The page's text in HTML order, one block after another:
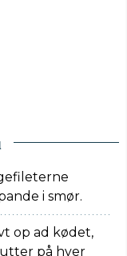
i smør.
op ad kødet,
på hver